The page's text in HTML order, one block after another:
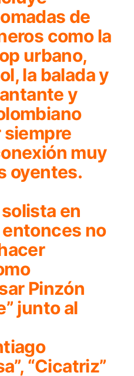
de
como la
urbano,
la balada y
y
muy
oyentes.
en
no
Pinzón
junto al
“Cicatriz”